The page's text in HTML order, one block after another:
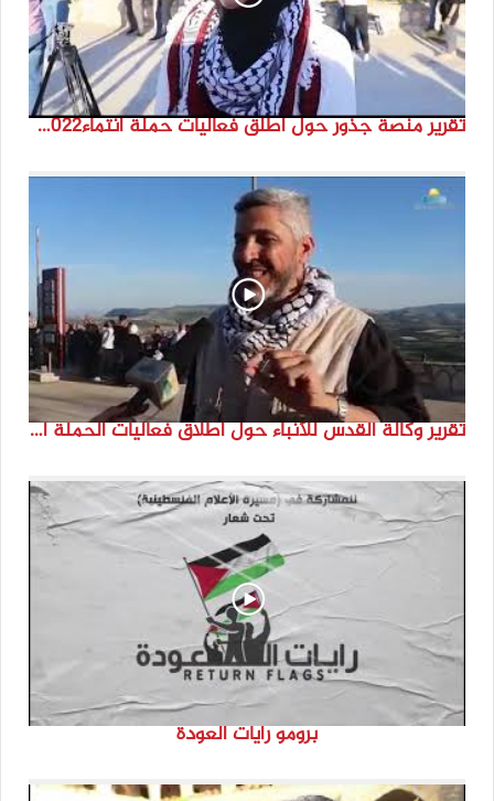
تقرير منصة جذور حول اطلق فعاليات حملة انتماء2022 من مارون الراس
تقرير وكالة القدس للأنباء حول اطلاق فعاليات الحملة الدولية للحفاظ على الهوية الفلسطينية ” انتماء”
برومو رايات العودة